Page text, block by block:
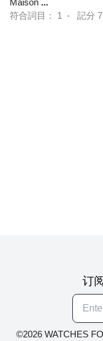
Maison ...
符合詞目： 1 - 記分
订
©2026 WATCHES